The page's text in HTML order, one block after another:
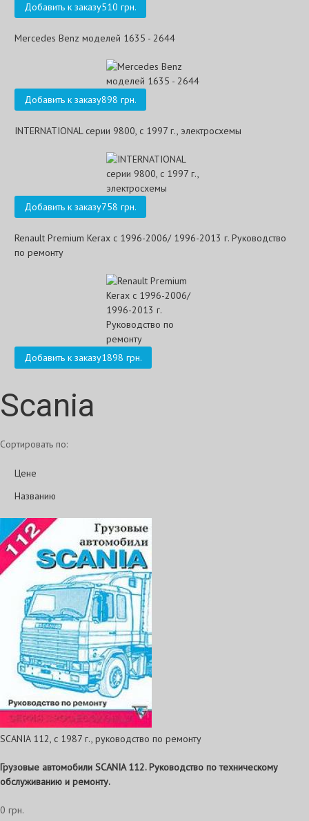
Добавить к заказу510 грн.
Mercedes Benz моделей 1635 - 2644
Добавить к заказу898 грн.
INTERNATIONAL серии 9800, с 1997 г., электросхемы
Добавить к заказу758 грн.
Renault Premium Kerax с 1996-2006/ 1996-2013 г. Руководство
по ремонту
Добавить к заказу1898 грн.
Scania
Сортировать по:
Цене
Названию
SCANIA 112, с 1987 г., руководство по ремонту
Грузовые автомобили SCANIA 112. Руководство по техническому
обслуживанию и ремонту.
0 грн.